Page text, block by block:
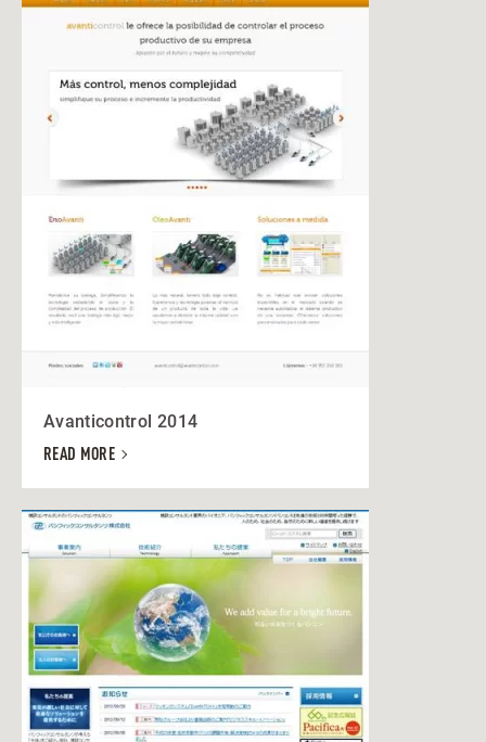
Avanticontrol 2014
READ MORE